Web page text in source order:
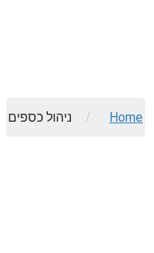
Home
/ ניהול כספים